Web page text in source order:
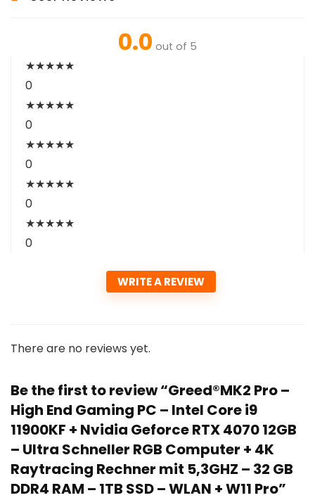
0.0 out of 5
★★★★★
0
★★★★★
0
★★★★★
0
★★★★★
0
★★★★★
0
WRITE A REVIEW
There are no reviews yet.
Be the first to review “Greed®MK2 Pro –
High End Gaming PC – Intel Core i9
11900KF + Nvidia Geforce RTX 4070 12GB
– Ultra Schneller RGB Computer + 4K
Raytracing Rechner mit 5,3GHZ – 32 GB
DDR4 RAM – 1TB SSD – WLAN + W11 Pro”